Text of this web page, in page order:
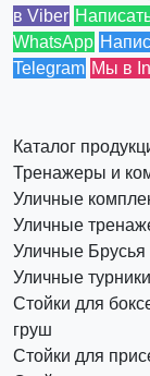
в Viber
WhatsApp
Telegram Мы в
Каталог
Тренажеры и
Уличные
Уличные
Уличные Брусья
Уличные турники
Стойки для
груш
Стойки для